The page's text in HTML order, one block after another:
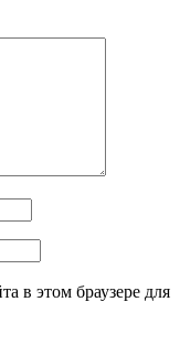
в этом браузере для